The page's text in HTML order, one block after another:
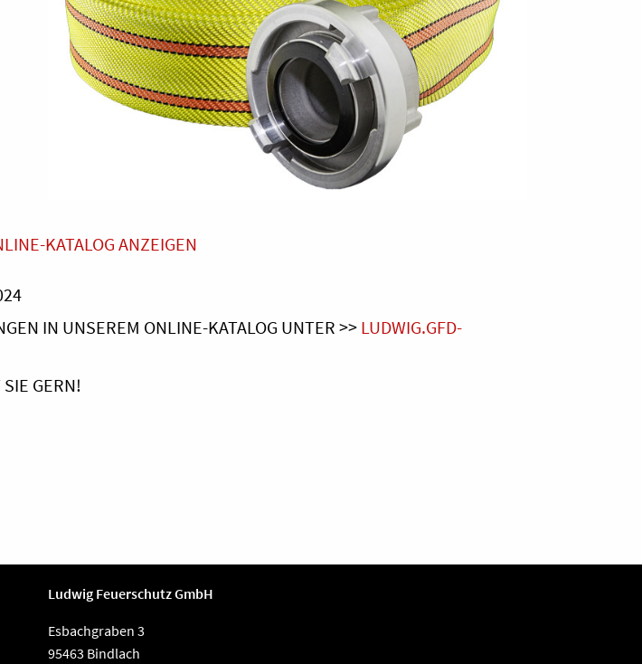
KATALOG ANZEIGEN
IN UNSEREM ONLINE-KATALOG UNTER >> LUDWIG.GFD-
GERN!
Ludwig Feuerschutz GmbH
Esbachgraben 3
95463 Bindlach